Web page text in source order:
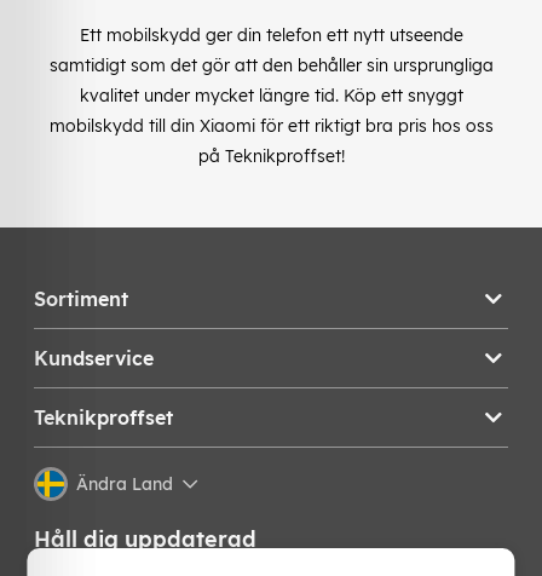
Ett mobilskydd ger din telefon ett nytt utseende
samtidigt som det gör att den behåller sin ursprungliga
kvalitet under mycket längre tid. Köp ett snyggt
mobilskydd till din Xiaomi för ett riktigt bra pris hos oss
på Teknikproffset!
Sortiment
Kundservice
Teknikproffset
Ändra Land
Håll dig uppdaterad